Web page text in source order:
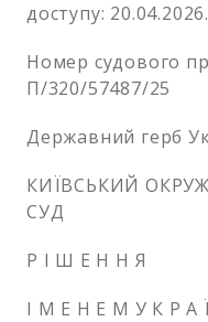
доступу: 20.04.2026.
Номер судового
П/320/57487/25
Державний герб
КИЇВСЬКИЙ
СУД
Р І Ш Е Н Н Я
І М Е Н Е М У К Р А